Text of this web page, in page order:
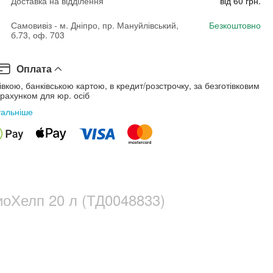
Самовивіз - м. Дніпро, пр. Мануйлівський,
б.73, оф. 703
Безкоштовно
Оплата
банківською картою, в кредит/розстрочку, за безготівковим
для юр. осіб
20 л (ТД0048833)